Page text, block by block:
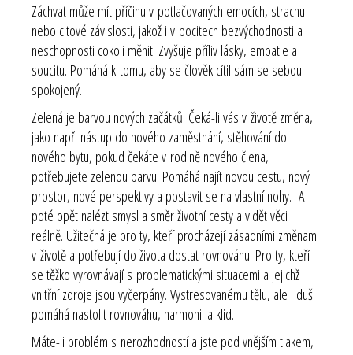
Záchvat může mít příčinu v potlačovaných emocích, strachu
nebo citové závislosti, jakož i v pocitech bezvýchodnosti a
neschopnosti cokoli měnit. Zvyšuje příliv lásky, empatie a
soucitu. Pomáhá k tomu, aby se člověk cítil sám se sebou
spokojený.
Zelená je barvou nových začátků. Čeká-li vás v životě změna,
jako např. nástup do nového zaměstnání, stěhování do
nového bytu, pokud čekáte v rodině nového člena,
potřebujete zelenou barvu. Pomáhá najít novou cestu, nový
prostor, nové perspektivy a postavit se na vlastní nohy. A
poté opět nalézt smysl a směr životní cesty a vidět věci
reálně. Užitečná je pro ty, kteří procházejí zásadními změnami
v životě a potřebují do života dostat rovnováhu. Pro ty, kteří
se těžko vyrovnávají s problematickými situacemi a jejichž
vnitřní zdroje jsou vyčerpány. Vystresovanému tělu, ale i duši
pomáhá nastolit rovnováhu, harmonii a klid.
Máte-li problém s nerozhodností a jste pod vnějším tlakem,